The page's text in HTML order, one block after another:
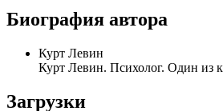
Биография автора
Курт Левин
Курт Левин. Психолог. Один из
Загрузки